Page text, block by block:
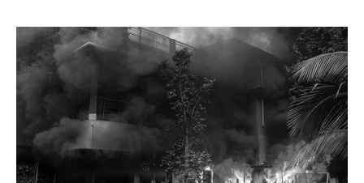
মুজিব
ভাইকে
লেখা
খোলা
চিঠি